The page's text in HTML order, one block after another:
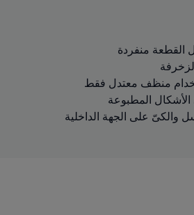
منفردة
منظف معتدل فقط
المطبوعة
والكىّ على الجهة الداخلية